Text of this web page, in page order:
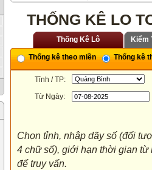
THỐNG KÊ LO
Thống Kê Lô Kiểm
Thống kê theo miền Thống kê
Tỉnh / TP:
Từ Ngày:
Chọn tỉnh, nhập dãy số (đối
4 chữ số), giới hạn thời gian từ
để truy vấn.